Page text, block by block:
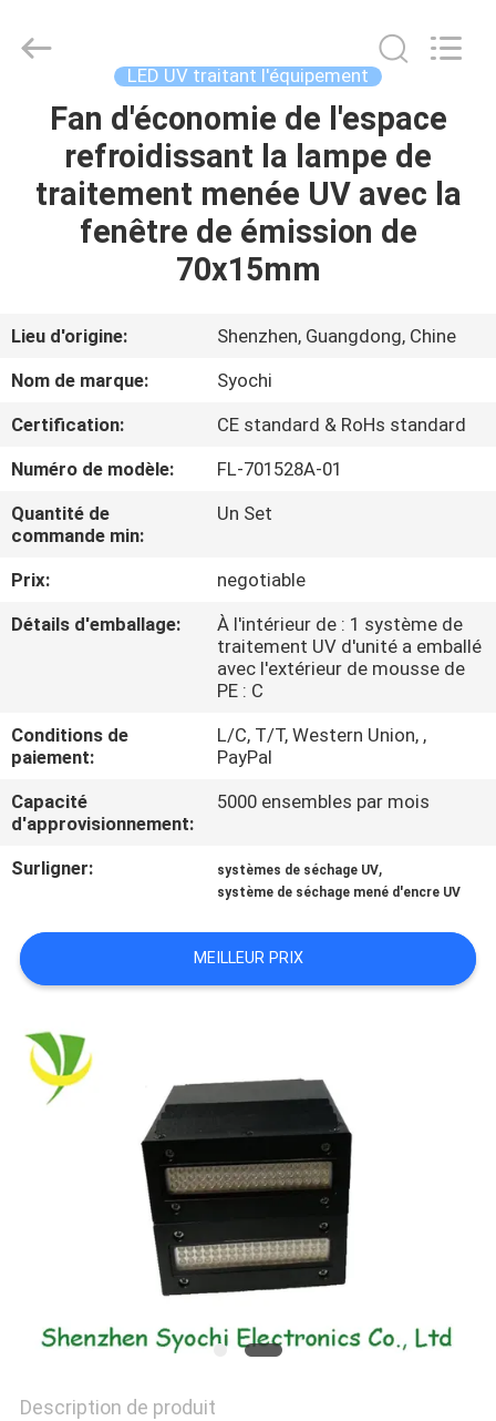
MAISON
PRODUITS
DE
NOUS
VISITE
D'USINE
CONTRÔLE
DE
QUALITÉ
NOUS
NOUVELLES
DEMANDEZ
CITATION
PLAN
DU
SITE
Syochi
Electronics
LED UV traitant l'équipement
Fan d'économie de l'espace
refroidissant la lampe de
traitement menée UV avec la
fenêtre de émission de
70x15mm
Lieu d'origine:
Shenzhen, Guangdong, Chine
Nom de marque:
Syochi
Certification:
CE standard & RoHs standard
Numéro de modèle:
FL-701528A-01
Quantité de
commande min:
Un Set
Prix:
negotiable
Détails d'emballage:
À l'intérieur de : 1 système de
traitement UV d'unité a emballé
avec l'extérieur de mousse de
PE : C
Conditions de
paiement:
L/C, T/T, Western Union, ,
PayPal
Capacité
d'approvisionnement:
5000 ensembles par mois
Surligner: systèmes de séchage UV,
système de séchage mené d'encre UV
MEILLEUR PRIX
Description de produit